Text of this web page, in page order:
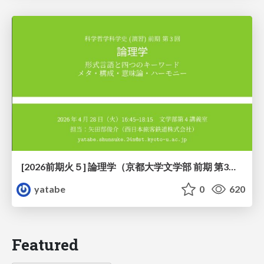
[2026前期火５] 論理学（京都大学文学部 前期 第3回）「形式言語と四つのキーワード：メタ・構成・意味論・ハーモニー」
yatabe
0 620
Featured